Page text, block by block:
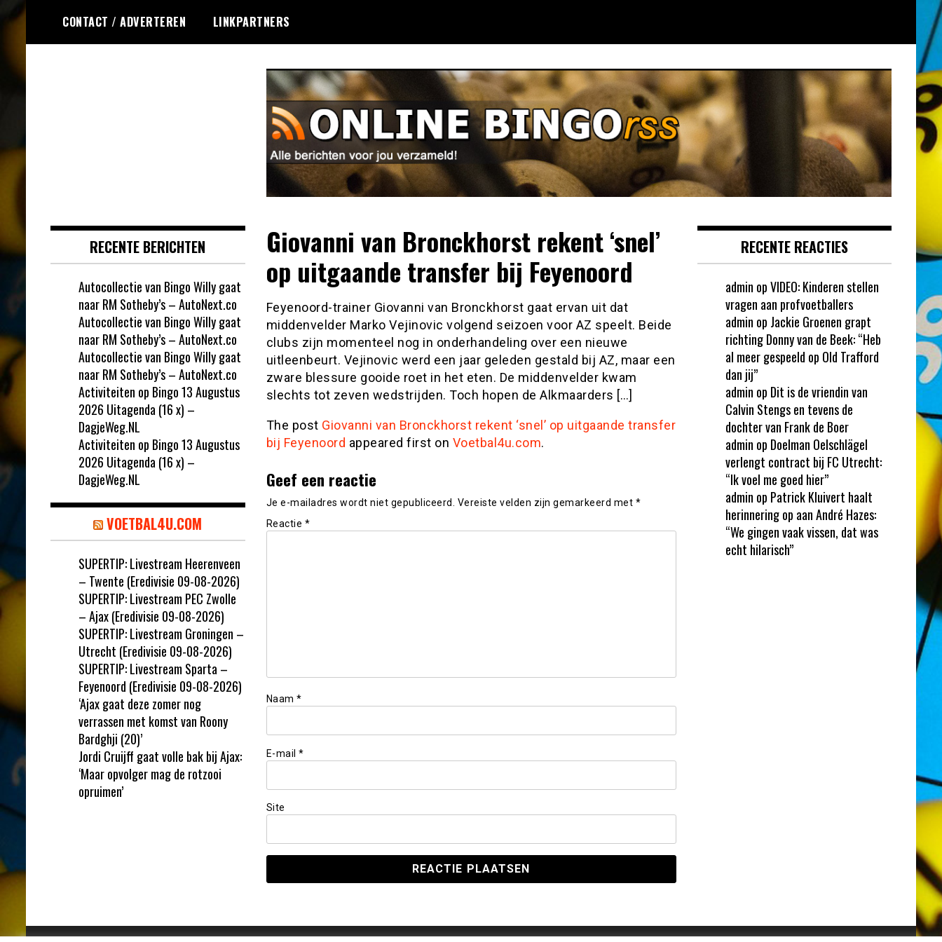
Ga
de
CONTACT / ADVERTEREN LINKPARTNERS
Giovanni van Bronckhorst rekent ‘snel’
op uitgaande transfer bij Feyenoord
Feyenoord-trainer Giovanni van Bronckhorst gaat ervan uit dat
middenvelder Marko Vejinovic volgend seizoen voor AZ speelt. Beide
clubs zijn momenteel nog in onderhandeling over een nieuwe
uitleenbeurt. Vejinovic werd een jaar geleden gestald bij AZ, maar een
zware blessure gooide roet in het eten. De middenvelder kwam
slechts tot zeven wedstrijden. Toch hopen de Alkmaarders […]
The post Giovanni van Bronckhorst rekent ‘snel’ op uitgaande transfer
bij Feyenoord appeared first on Voetbal4u.com.
Geef een reactie
Je e-mailadres wordt niet gepubliceerd. Vereiste velden zijn gemarkeerd met *
Reactie *
Naam *
E-mail *
Site
RECENTE BERICHTEN
Autocollectie van Bingo Willy gaat
naar RM Sotheby’s – AutoNext.co
Autocollectie van Bingo Willy gaat
naar RM Sotheby’s – AutoNext.co
Autocollectie van Bingo Willy gaat
naar RM Sotheby’s – AutoNext.co
Activiteiten op Bingo 13 Augustus
2026 Uitagenda (16 x) –
DagjeWeg.NL
Activiteiten op Bingo 13 Augustus
2026 Uitagenda (16 x) –
DagjeWeg.NL
VOETBAL4U.COM
SUPERTIP: Livestream Heerenveen
– Twente (Eredivisie 09-08-2026)
SUPERTIP: Livestream PEC Zwolle
– Ajax (Eredivisie 09-08-2026)
SUPERTIP: Livestream Groningen –
Utrecht (Eredivisie 09-08-2026)
SUPERTIP: Livestream Sparta –
Feyenoord (Eredivisie 09-08-2026)
‘Ajax gaat deze zomer nog
verrassen met komst van Roony
Bardghji (20)’
Jordi Cruijff gaat volle bak bij Ajax:
‘Maar opvolger mag de rotzooi
opruimen’
RECENTE REACTIES
admin opVIDEO: Kinderen stellen
vragen aan profvoetballers
admin op Jackie Groenen grapt
richting Donny van de Beek: “Heb
al meer gespeeld op Old Trafford
dan jij”
admin op Dit is de vriendin van
Calvin Stengs en tevens de
dochter van Frank de Boer
admin op Doelman Oelschlägel
verlengt contract bij FC Utrecht:
“Ik voel me goed hier”
admin op Patrick Kluivert haalt
herinnering op aan André Hazes:
“We gingen vaak vissen, dat was
echt hilarisch”